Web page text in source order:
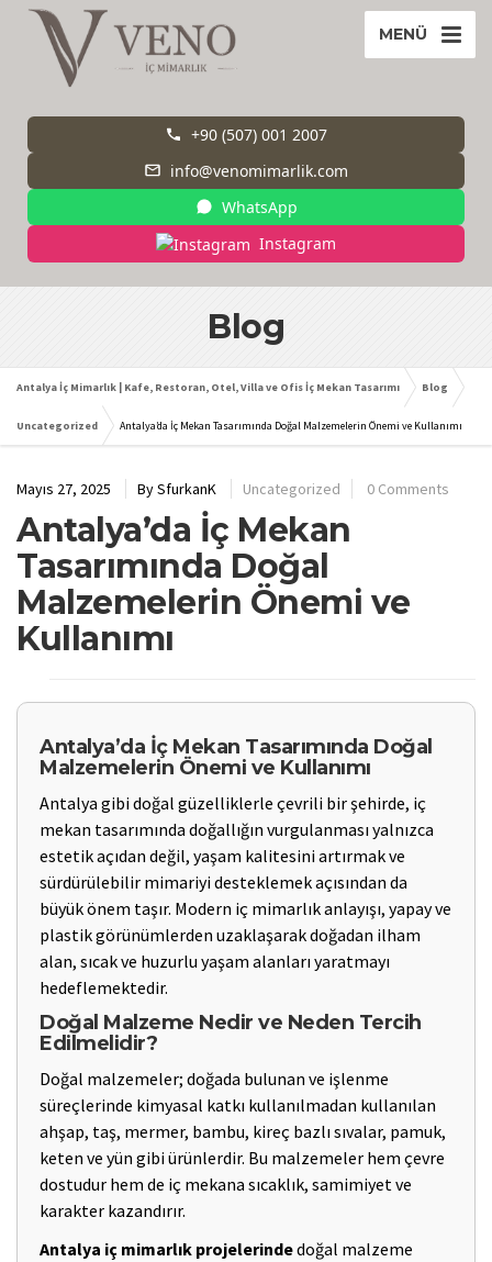
MENÜ
+90 (507) 001 2007
info@venomimarlik.com
WhatsApp
Instagram
Blog
Antalya İç Mimarlık | Kafe, Restoran, Otel, Villa ve Ofis İç Mekan Tasarımı Blog
Uncategorized Antalya’da İç Mekan Tasarımında Doğal Malzemelerin Önemi ve Kullanımı
Mayıs 27, 2025 BySfurkanK Uncategorized 0 Comments
Antalya’da İç Mekan
Tasarımında Doğal
Malzemelerin Önemi ve
Kullanımı
Antalya’da İç Mekan Tasarımında Doğal
Malzemelerin Önemi ve Kullanımı
Antalya gibi doğal güzelliklerle çevrili bir şehirde, iç
mekan tasarımında doğallığın vurgulanması yalnızca
estetik açıdan değil, yaşam kalitesini artırmak ve
sürdürülebilir mimariyi desteklemek açısından da
büyük önem taşır. Modern iç mimarlık anlayışı, yapay ve
plastik görünümlerden uzaklaşarak doğadan ilham
alan, sıcak ve huzurlu yaşam alanları yaratmayı
hedeflemektedir.
Doğal Malzeme Nedir ve Neden Tercih
Edilmelidir?
Doğal malzemeler; doğada bulunan ve işlenme
süreçlerinde kimyasal katkı kullanılmadan kullanılan
ahşap, taş, mermer, bambu, kireç bazlı sıvalar, pamuk,
keten ve yün gibi ürünlerdir. Bu malzemeler hem çevre
dostudur hem de iç mekana sıcaklık, samimiyet ve
karakter kazandırır.
Antalya iç mimarlık projelerindedoğal malzeme